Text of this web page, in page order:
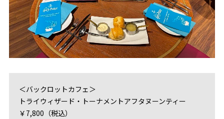
＜バックロットカフェ＞
トライウィザード・トーナメントアフタヌーンティー
￥7,800（税込）